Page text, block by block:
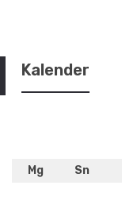
Kalender
Mg Sn